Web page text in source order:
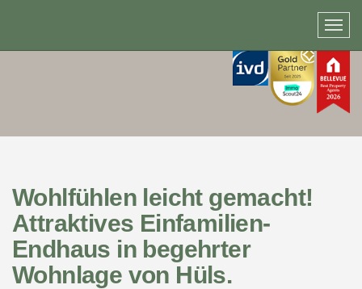
Wohlfühlen leicht gemacht!
Attraktives Einfamilien-
Endhaus in begehrter
Wohnlage von Hüls.